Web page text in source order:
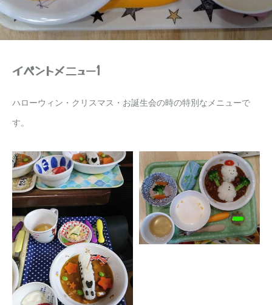
イベントメニュー1
ハローウィン・クリスマス・お誕生会の時の特別なメニューで
す。